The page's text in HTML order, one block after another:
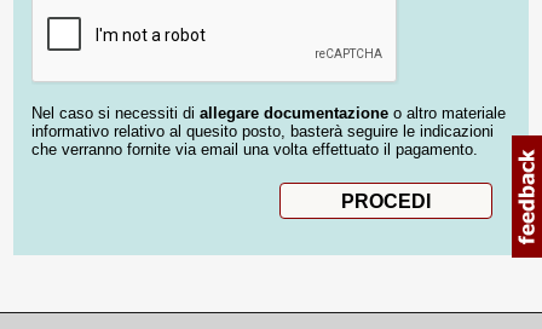
Nel caso si necessiti di allegare documentazione o altro materiale
informativo relativo al quesito posto, basterà seguire le indicazioni
che verranno fornite via email una volta effettuato il pagamento.